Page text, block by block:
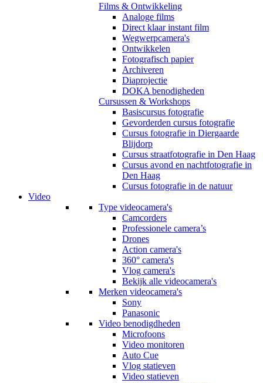
Films & Ontwikkeling
Analoge films
Direct klaar instant film
Wegwerpcamera's
Ontwikkelen
Fotografisch papier
Archiveren
Diaprojectie
DOKA benodigheden
Cursussen & Workshops
Basiscursus fotografie
Gevorderden cursus fotografie
Cursus fotografie in Diergaarde
Blijdorp
Cursus straatfotografie in Den Haag
Cursus avond en nachtfotografie in
Den Haag
Cursus fotografie in de natuur
Video
Type videocamera's
Camcorders
Professionele camera’s
Drones
Action camera's
360° camera's
Vlog camera's
Bekijk alle videocamera's
Merken videocamera's
Sony
Panasonic
Video benodigdheden
Microfoons
Video monitoren
Auto Cue
Vlog statieven
Video statieven